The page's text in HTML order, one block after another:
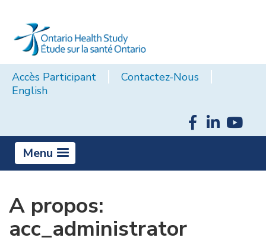
Accès Participant
Contactez-Nous
English
Menu
A propos:
acc_administrator